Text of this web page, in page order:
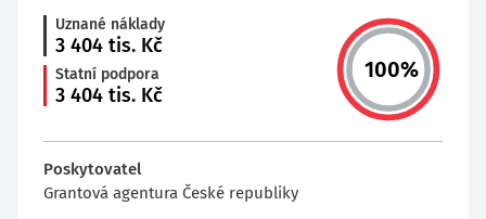
Uznané náklady
3 404 tis. Kč
Statní podpora
3 404 tis. Kč
100%
Poskytovatel
Grantová agentura České republiky